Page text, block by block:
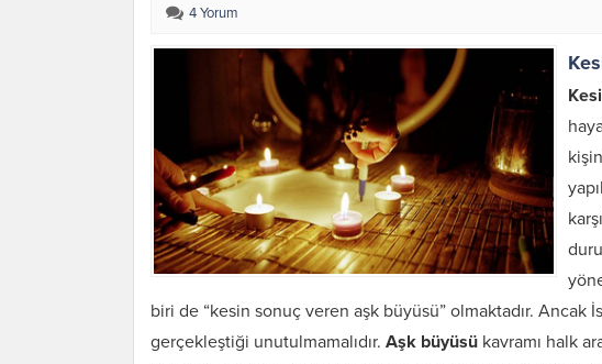
4 Yorum
biri de “kesin sonuç veren aşk büyüsü” olmaktadır. Ancak
gerçekleştiği unutulmamalıdır. Aşk büyüsü kavramı halk